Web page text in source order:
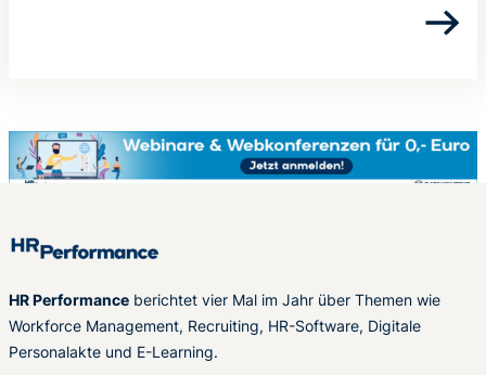
HR Performance berichtet vier Mal im Jahr über Themen wie
Workforce Management, Recruiting, HR-Software, Digitale
Personalakte und E-Learning.